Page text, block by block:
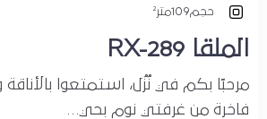
الملقا RX-289
مرحبًا بكم في نُزُل، استمتعوا
فاخرة من غرفتي نوم بحي…
حجم109متر²